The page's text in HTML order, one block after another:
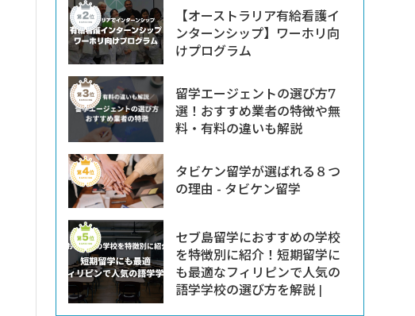
【オーストラリア有給看護イ
ンターンシップ】ワーホリ向
けプログラム
留学エージェントの選び方7
選！おすすめ業者の特徴や無
料・有料の違いも解説
タビケン留学が選ばれる８つ
の理由 - タビケン留学
セブ島留学におすすめの学校
を特徴別に紹介！短期留学に
も最適なフィリピンで人気の
語学学校の選び方を解説 |